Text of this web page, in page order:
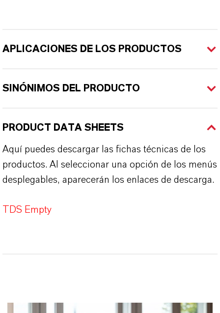
APLICACIONES DE LOS PRODUCTOS
SINÓNIMOS DEL PRODUCTO
PRODUCT DATA SHEETS
Aquí puedes descargar las fichas técnicas de los
productos. Al seleccionar una opción de los menús
desplegables, aparecerán los enlaces de descarga.
TDS Empty